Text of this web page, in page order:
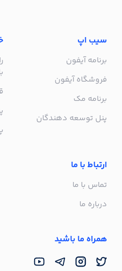
سیب اپ
برنامه آیفون
فروشگاه آیفون
برنامه مک
پنل توسعه دهندگان
ارتباط با ما
تماس با ما
درباره ما
همراه ما باشید